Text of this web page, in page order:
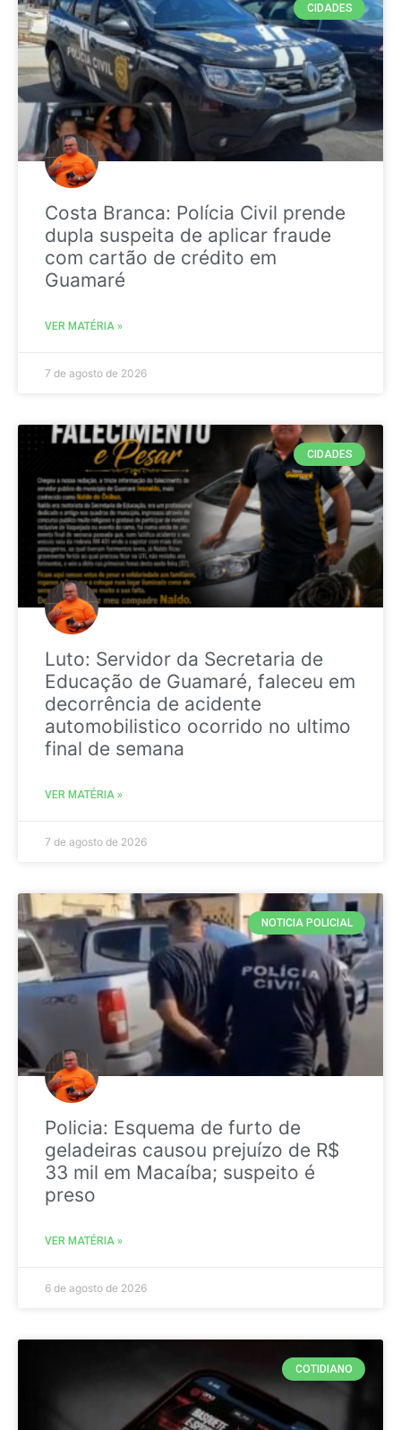
CIDADES
Costa Branca: Polícia Civil prende
dupla suspeita de aplicar fraude
com cartão de crédito em
Guamaré
VER MATÉRIA »
7 de agosto de 2026
CIDADES
Luto: Servidor da Secretaria de
Educação de Guamaré, faleceu em
decorrência de acidente
automobilistico ocorrido no ultimo
final de semana
VER MATÉRIA »
7 de agosto de 2026
NOTICIA POLICIAL
Policia: Esquema de furto de
geladeiras causou prejuízo de R$
33 mil em Macaíba; suspeito é
preso
VER MATÉRIA »
6 de agosto de 2026
COTIDIANO